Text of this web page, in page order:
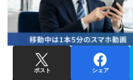
ポスト シェア